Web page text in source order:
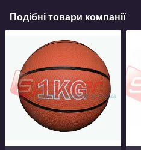
Подібні товари компанії